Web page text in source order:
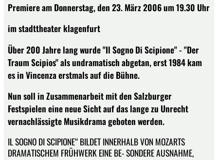
Premiere am Donnerstag, den 23. März 2006 um 19.30 Uhr
im stadttheater klagenfurt
Über 200 Jahre lang wurde "Il Sogno Di Scipione" - "Der
Traum Scipios" als undramatisch abgetan, erst 1984 kam
es in Vincenza erstmals auf die Bühne.
Nun soll in Zusammenarbeit mit den Salzburger
Festspielen eine neue Sicht auf das lange zu Unrecht
vernachlässigte Musikdrama geboten werden.
IL SOGNO DI SCIPIONE“ BILDET INNERHALB VON MOZARTS
DRAMATISCHEM FRÜHWERK EINE BE- SONDERE AUSNAHME,